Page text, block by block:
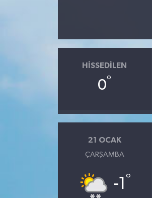
HISSEDILEN
0°
21 OCAK
ÇARŞAMBA
-1 °